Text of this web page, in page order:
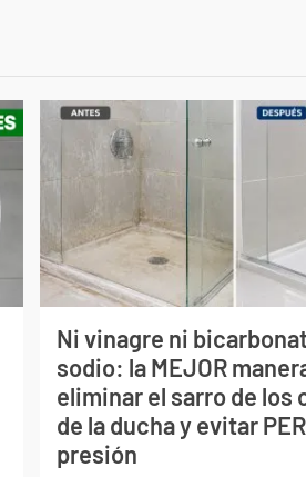
Ni vinagre ni
sodio: la MEJOR
eliminar el sarro de los
de la ducha y evitar
presión